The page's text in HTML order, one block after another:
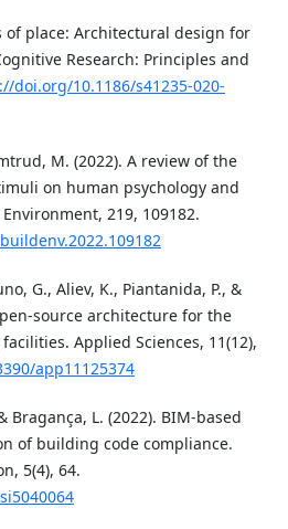
of place: Architectural design for
Research: Principles and
doi.org/10.1186/s41235-020-
M. (2022). A review of the
on human psychology and
219, 109182.
G., Aliev, K., Piantanida, P., &
source architecture for the
Applied Sciences, 11(12),
app11125374
Bragança, L. (2022). BIM-based
of building code compliance.
5(4), 64.